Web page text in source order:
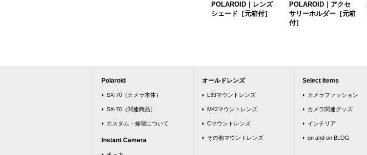
POLAROID｜レンズ
シェード［元箱付］
POLAROID｜アクセ
サリーホルダー［元箱
付］
Polaroid
SX-70（カメラ本体）
SX-70（関連商品）
カスタム・修理について
Instant Camera
オールドレンズ
L39マウントレンズ
M42マウントレンズ
Cマウントレンズ
その他マウントレンズ
Select Items
カメラファッション
カメラ関連グッズ
インテリア
on and on BLOG